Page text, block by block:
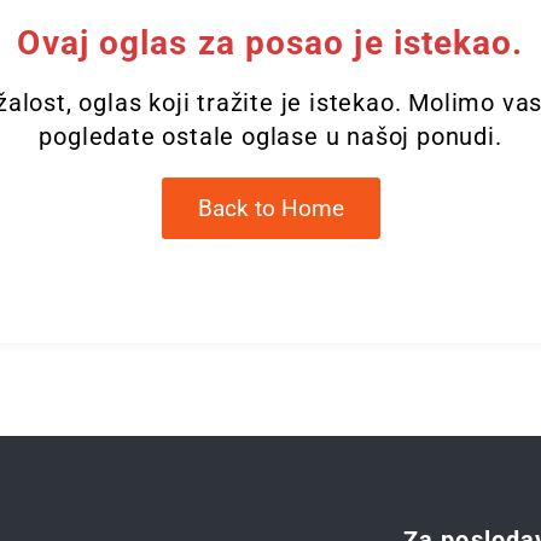
Ovaj oglas za posao je istekao.
oglas koji tražite je istekao. Molimo
pogledate ostale oglase u našoj ponudi.
Back to Home